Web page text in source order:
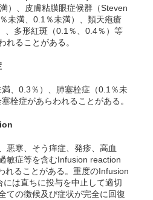
）、皮膚粘膜眼症候群（Steven
未満、0.1％未満）、類天疱瘡
、多形紅斑（0.1％、0.4％）等
れることがある。
、0.3％）、肺塞栓症（0.1％未
栓症があらわれることがある。
悪寒、そう痒症、発疹、高血
敏症等を含むInfusion reaction
れることがある。重度のInfusion
は直ちに投与を中止して適切
ての徴候及び症状が完全に回復